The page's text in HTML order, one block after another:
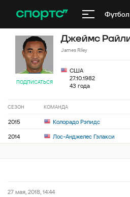
Футбол
ПОДПИСАТЬСЯ
Джеймс
James Riley
США
27.10.1982
43 года
СЕЗОН КОМАНДА
2015 Колорадо Рэпидс
2014
Лос-Анджелес Гэлакси
27 мая, 2018, 14:44